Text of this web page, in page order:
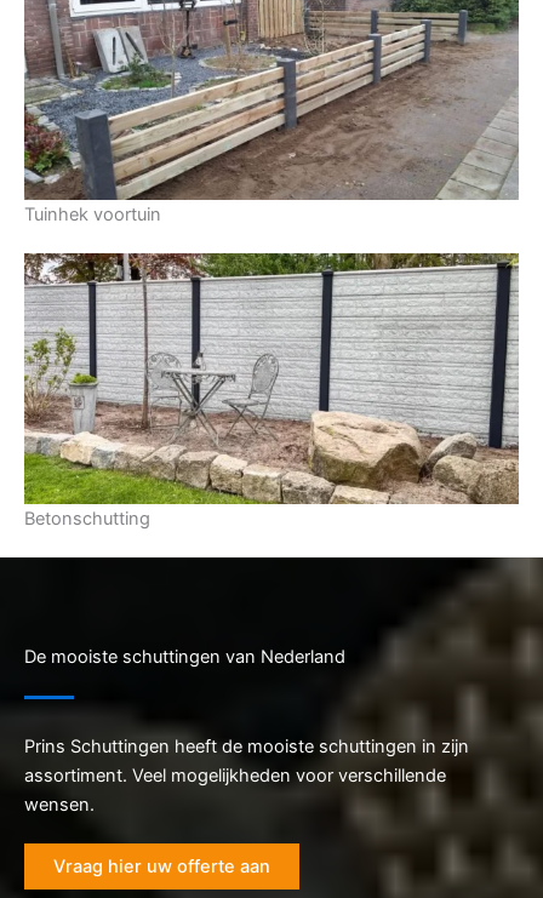
Tuinhek voortuin
Betonschutting
De mooiste schuttingen van Nederland
Prins Schuttingen heeft de mooiste schuttingen in zijn
assortiment. Veel mogelijkheden voor verschillende
wensen.
Vraag hier uw offerte aan